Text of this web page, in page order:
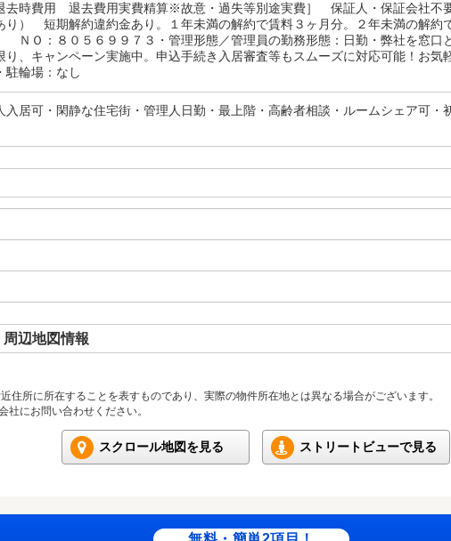
去時費用 退去費用実費精算※故意・過失等別途実費］ 保証人・保証会社不
り） 短期解約違約金あり。１年未満の解約で賃料３ヶ月分。２年未満の解
ＮＯ：８０５６９９７３・管理形態／管理員の勤務形態：日勤・弊社を窓口
り、キャンペーン実施中。申込手続き入居審査等もスムーズに対応可能！お気
駐輪場：なし
入居可・閑静な住宅街・管理人日勤・最上階・高齢者相談・ルームシェア可
辺地図情報
住所に所在することを表すものであり、実際の物件所在地とは異なる場合がございます。
にお問い合わせください。
スクロール地図を見る ストリートビューで見る